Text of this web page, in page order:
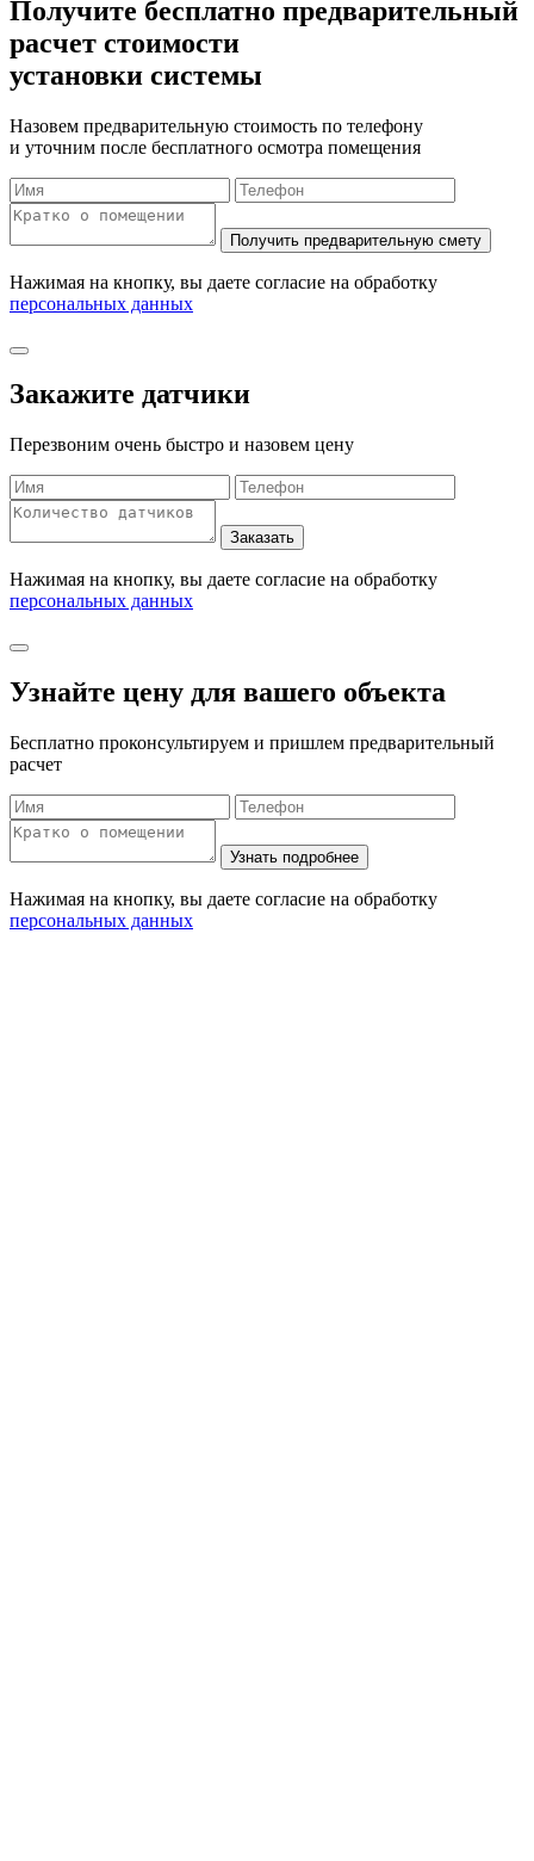
Получите бесплатно предварительный
расчет стоимости
установки системы
Назовем предварительную стоимость по телефону
и уточним после бесплатного осмотра помещения
Нажимая на кнопку, вы даете согласие на обработку
персональных данных
Закажите датчики
Перезвоним очень быстро и назовем цену
Нажимая на кнопку, вы даете согласие на обработку
персональных данных
Узнайте цену для вашего объекта
Бесплатно проконсультируем и пришлем предварительный
расчет
Нажимая на кнопку, вы даете согласие на обработку
персональных данных